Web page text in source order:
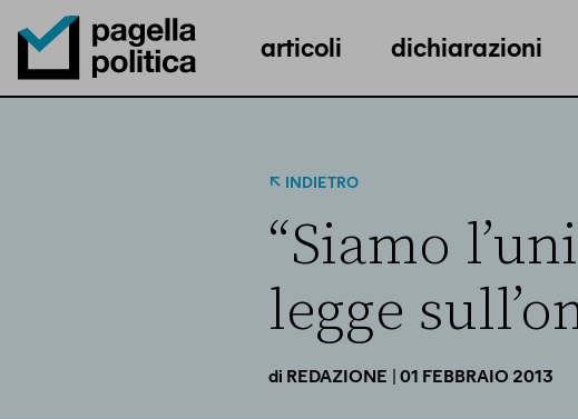
Pagella Politica Logo
articoli dichiarazioni
INDIETRO
“Siamo
legge
di REDAZIONE | 01 FEBBRAIO 2013